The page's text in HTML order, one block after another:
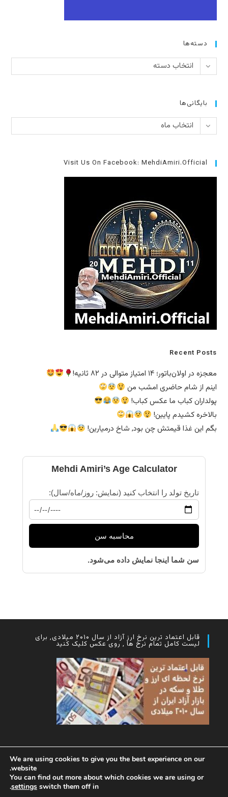
دسته‌ها
دسته‌ها انتخاب دسته
بایگانی‌ها
بایگانی‌هاانتخاب ماه
Visit Us On Facebook: MehdiAmiri.Official
Recent Posts
معجزه در اولان‌باتور؛ ۱۴ امتیاز متوالی در ۸۲ ثانیه!
اینم از شام حاضری امشب من
پولداران کباب ما عکس کباب!
بالاخره کشیدم پایین!
بگم این غذا قیمتش چن بود, شاخ درمیارین!
Mehdi Amiri’s Age Calculator
تاریخ تولد را انتخاب کنید (نمایش: روز/ماه/سال):
محاسبه سن
سن شما اینجا نمایش داده می‌شود.
قابل اعتماد ترین نرخ ارز آزاد از سال ۲۰۱۰ میلادی, برای
لیست کامل تمام نرخ ها , روی عکس کلیک کنید
We are using cookies to give you the best experience on our
website.
You can find out more about which cookies we are using or
switch them off in
settings
.